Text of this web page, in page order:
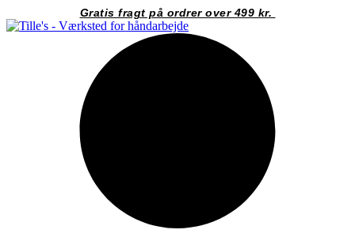
til
Gratis fragt på ordrer over 499 kr.